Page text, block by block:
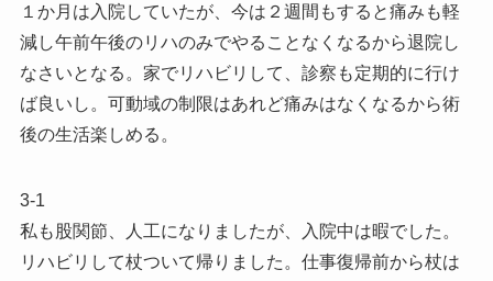
１か月は入院していたが、今は２週間もすると痛みも軽
減し午前午後のリハのみでやることなくなるから退院し
なさいとなる。家でリハビリして、診察も定期的に行け
ば良いし。可動域の制限はあれど痛みはなくなるから術
後の生活楽しめる。
3-1
私も股関節、人工になりましたが、入院中は暇でした。
リハビリして杖ついて帰りました。仕事復帰前から杖は